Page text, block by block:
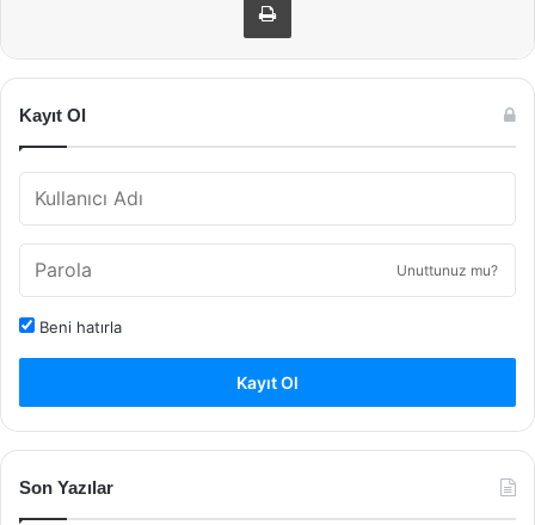
Kayıt Ol
Unuttunuz mu?
Beni hatırla
Kayıt Ol
Son Yazılar